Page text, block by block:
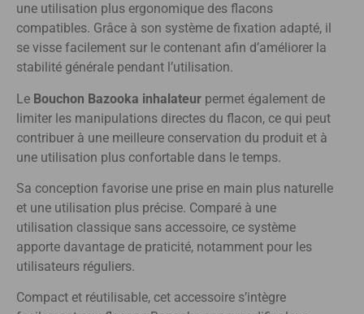
une utilisation plus ergonomique des flacons
compatibles. Grâce à son système de fixation adapté, il
se visse facilement sur le contenant afin d’améliorer la
stabilité générale pendant l’utilisation.
Le Bouchon Bazooka inhalateur permet également de
limiter les manipulations directes du flacon, ce qui peut
contribuer à une meilleure conservation du produit et à
une utilisation plus confortable dans le temps.
Sa conception favorise une prise en main plus naturelle
et une utilisation plus précise. Comparé à une
utilisation classique sans accessoire, ce système
apporte davantage de praticité, notamment pour les
utilisateurs réguliers.
Compact et réutilisable, cet accessoire s’intègre